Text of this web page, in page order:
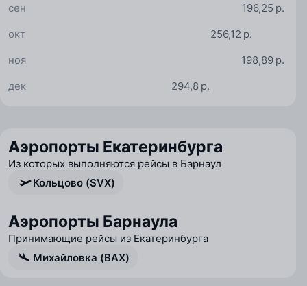
196,25 р.
сен
256,12 р.
окт
198,89 р.
ноя
294,8 р.
дек
Аэропорты Екатеринбурга
Из которых выполняются рейсы в Барнаул
Кольцово (SVX)
Аэропорты Барнаула
Принимающие рейсы из Екатеринбурга
Михайловка (BAX)